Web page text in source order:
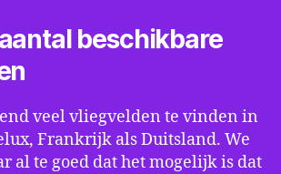
beschikbare
veel vliegvelden te vinden in
Frankrijk als Duitsland. We
al te goed dat het mogelijk is dat